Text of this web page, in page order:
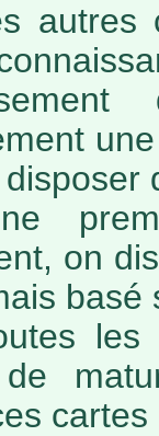
autres
on
basé